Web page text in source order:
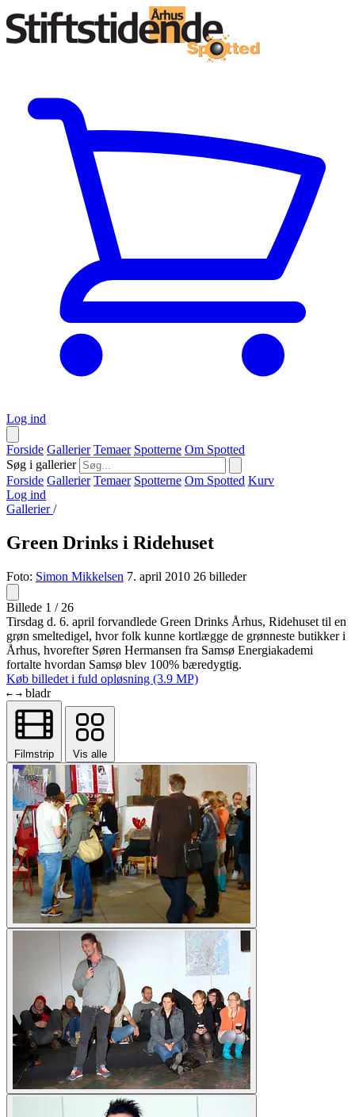
Log ind
Forside Gallerier Temaer Spotterne Om Spotted
Søg i gallerier
Forside Gallerier Temaer Spotterne Om Spotted Kurv
Log ind
Gallerier/
Green Drinks i Ridehuset
Foto: Simon Mikkelsen 7. april 2010 26 billeder
Billede 1 / 26
Tirsdag d. 6. april forvandlede Green Drinks Århus, Ridehuset til en
grøn smeltedigel, hvor folk kunne kortlægge de grønneste butikker i
Århus, hvorefter Søren Hermansen fra Samsø Energiakademi
fortalte hvordan Samsø blev 100% bæredygtig.
Køb billedet i fuld opløsning (3.9 MP)
← → bladr
Filmstrip Vis alle